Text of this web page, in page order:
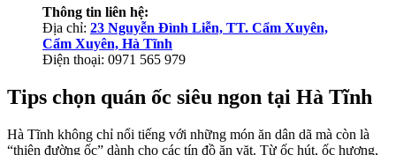
Thông tin liên hệ:
Địa chỉ: 23 Nguyễn Đình Liễn, TT. Cẩm Xuyên,
Cẩm Xuyên, Hà Tĩnh
Điện thoại: 0971 565 979
Tips chọn quán ốc siêu ngon tại Hà Tĩnh
Hà Tĩnh không chỉ nổi tiếng với những món ăn dân dã mà còn là
“thiên đường ốc” dành cho các tín đồ ăn vặt. Từ ốc hút, ốc hương,